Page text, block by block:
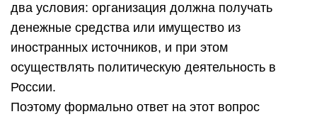
два условия: организация должна получать
денежные средства или имущество из
иностранных источников, и при этом
осуществлять политическую деятельность в
России.
Поэтому формально ответ на этот вопрос